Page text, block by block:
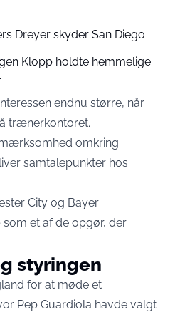
Dreyer skyder San Diego
Klopp holdte hemmelige
endnu større, når
trænerkontoret.
omkring
samtalepunkter hos
City og Bayer
et af de opgør, der
styringen
for at møde et
Pep Guardiola havde valgt